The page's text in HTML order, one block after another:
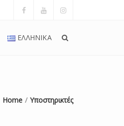
ΕΛΛΗΝΙΚΆ
Home Υποστηρικτές